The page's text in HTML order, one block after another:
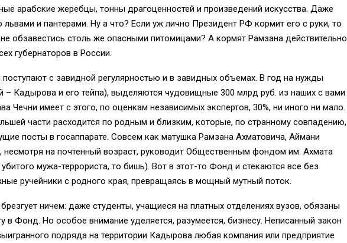
арабские жеребцы, тонны драгоценностей и произведений искусства. Даже
и пантерами. Ну а что? Если уж лично Президент РФ кормит его с руки, то
обзавестись столь же опасными питомицами? А кормят Рамзана действительно
губернаторов в России.
с завидной регулярностью и в завидных объемах. В год на нужды
– Кадырова и его тейпа), выделяются чудовищные 300 млрд руб. из наших с вами
Чечни имеет с этого, по оценкам независимых экспертов, 30%, ни иного ни мало.
части расходится по родным и близким, которые, по странному совпадению,
посты в госаппарате. Совсем как матушка Рамзана Ахматовича, Аймани
несмотря на почтенный возраст, руководит Общественным фондом им. Ахмата
мужа-террориста, то бишь). Вот в этот-то Фонд и стекаются все без
ручейники с родного края, превращаясь в мощный мутный поток.
ничем: даже студенты, учащиеся на платных отделениях вузов, обязаны
в Фонд. Но особое внимание уделяется, разумеется, бизнесу. Неписанный закон
подряда на территории Кадырова любая компания или предприятие